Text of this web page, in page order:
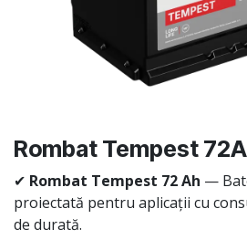
Rombat Tempest
✔ Rombat Tempest 72 Ah —
proiectată pentru aplicații cu
de durată.